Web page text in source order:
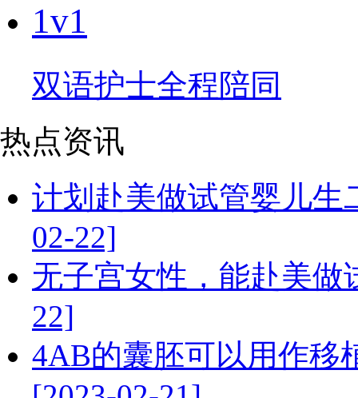
1v1
双语护士全程陪同
热点资讯
计划赴美做试管婴儿生
02-22]
无子宫女性，能赴美做
22]
4AB的囊胚可以用作移